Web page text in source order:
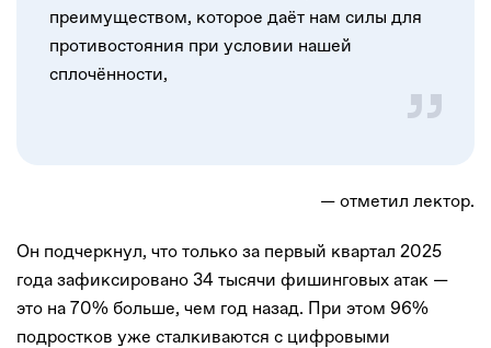
преимуществом, которое даёт нам силы для
противостояния при условии нашей
сплочённости,
— отметил лектор.
Он подчеркнул, что только за первый квартал 2025
года зафиксировано 34 тысячи фишинговых атак —
это на 70% больше, чем год назад. При этом 96%
подростков уже сталкиваются с цифровыми